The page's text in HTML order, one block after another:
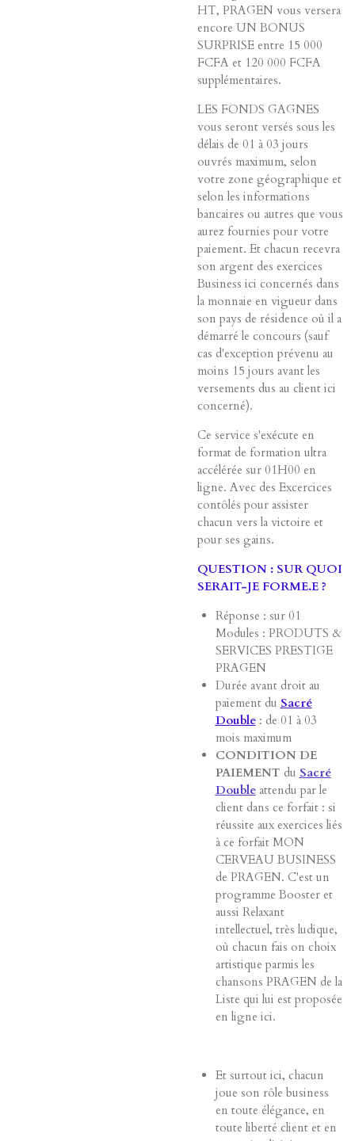
HT, PRAGEN vous versera
encore UN BONUS
SURPRISE entre 15 000
FCFA et 120 000 FCFA
supplémentaires.
LES FONDS GAGNES
vous seront versés sous les
délais de 01 à 03 jours
ouvrés maximum, selon
votre zone géographique et
selon les informations
bancaires ou autres que vous
aurez fournies pour votre
paiement. Et chacun recevra
son argent des exercices
Business ici concernés dans
la monnaie en vigueur dans
son pays de résidence où il a
démarré le concours (sauf
cas d'exception prévenu au
moins 15 jours avant les
versements dus au client ici
concerné).
Ce service s'exécute en
format de formation ultra
accélérée sur 01H00 en
ligne. Avec des Excercices
contôlés pour assister
chacun vers la victoire et
pour ses gains.
QUESTION : SUR QUOI
SERAIT-JE FORME.E ?
Réponse : sur 01
Modules : PRODUTS &
SERVICES PRESTIGE
PRAGEN
Durée avant droit au
paiement du Sacré
Double: de 01 à 03
mois maximum
CONDITION DE
PAIEMENT du Sacré
Doubleattendu par le
client dans ce forfait : si
réussite aux exercices liés
à ce forfait MON
CERVEAU BUSINESS
de PRAGEN. C'est un
programme Booster et
aussi Relaxant
intellectuel, très ludique,
où chacun fais on choix
artistique parmis les
chansons PRAGEN de la
Liste qui lui est proposée
en ligne ici.
Et surtout ici, chacun
joue son rôle business
en toute élégance, en
toute liberté client et en